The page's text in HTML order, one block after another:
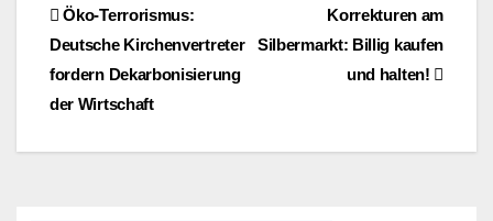
BeitragsnavigationKorrekturen am
Silbermarkt: Billig kaufen
und halten!
Öko-Terrorismus:
Deutsche Kirchenvertreter
fordern Dekarbonisierung
der Wirtschaft